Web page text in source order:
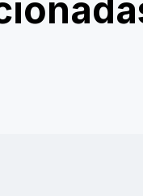
Avión Privado